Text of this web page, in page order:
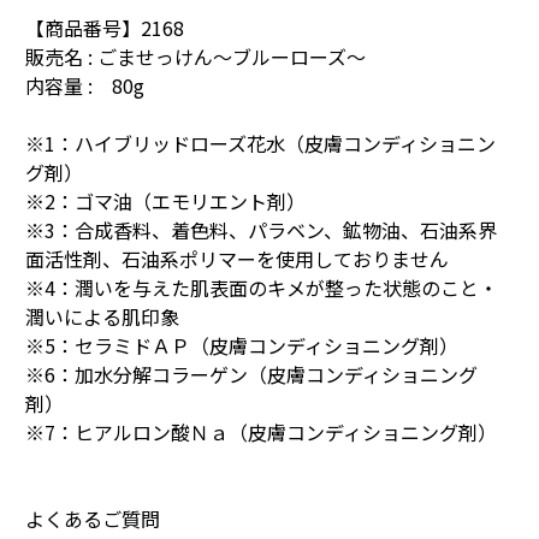
【商品番号】2168
販売名 : ごませっけん～ブルーローズ～
内容量 : 80g
※1：ハイブリッドローズ花水（皮膚コンディショニン
グ剤）
※2：ゴマ油（エモリエント剤）
※3：合成香料、着色料、パラベン、鉱物油、石油系界
面活性剤、石油系ポリマーを使用しておりません
※4：潤いを与えた肌表面のキメが整った状態のこと・
潤いによる肌印象
※5：セラミドＡＰ（皮膚コンディショニング剤）
※6：加水分解コラーゲン（皮膚コンディショニング
剤）
※7：ヒアルロン酸Ｎａ（皮膚コンディショニング剤）
よくあるご質問